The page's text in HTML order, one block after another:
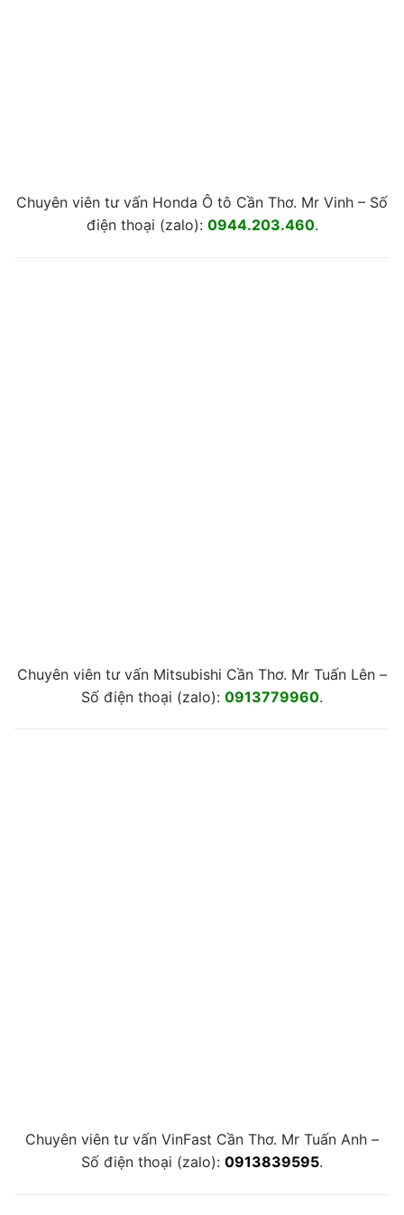
Chuyên viên tư vấn Honda Ô tô Cần Thơ. Mr Vinh – Số
điện thoại (zalo): 0944.203.460.
Chuyên viên tư vấn Mitsubishi Cần Thơ. Mr Tuấn Lên –
Số điện thoại (zalo): 0913779960.
Chuyên viên tư vấn VinFast Cần Thơ. Mr Tuấn Anh –
Số điện thoại (zalo): 0913839595.